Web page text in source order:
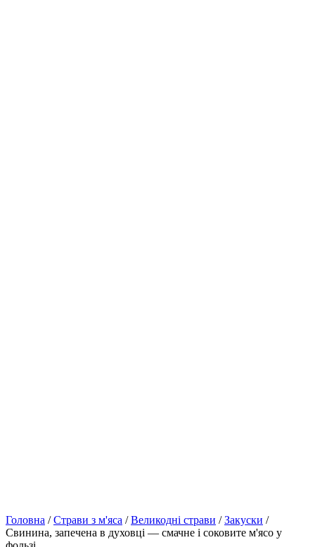
Головна /Страви з м'яса /Великодні страви /Закуски /
Свинина, запечена в духовці — смачне і соковите м'ясо у